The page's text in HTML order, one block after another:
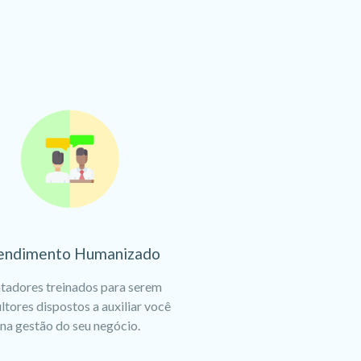
Humanizado
treinados para serem
dispostos a auxiliar você
na gestão do seu negócio.